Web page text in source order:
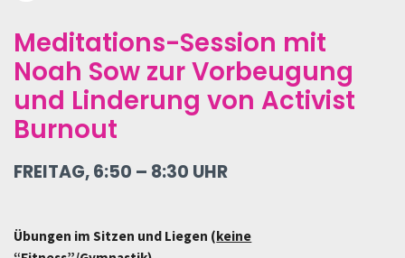
Meditations-Session mit
Noah Sow zur Vorbeugung
und Linderung von Activist
Burnout
FREITAG, 6:50 – 8:30 UHR
Übungen im Sitzen und Liegen (keine